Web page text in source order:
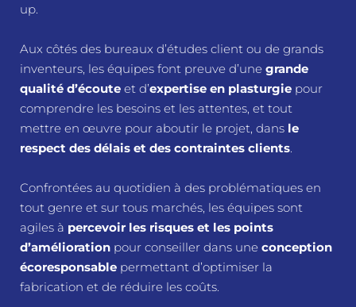
up.
Aux côtés des bureaux d’études client ou de grands
inventeurs, les équipes font preuve d’une grande
qualité d’écoute et d’expertise en plasturgie pour
comprendre les besoins et les attentes, et tout
mettre en œuvre pour aboutir le projet, dans le
respect des délais et des contraintes clients.
Confrontées au quotidien à des problématiques en
tout genre et sur tous marchés, les équipes sont
agiles à percevoir les risques et les points
d’amélioration pour conseiller dans une conception
écoresponsable permettant d’optimiser la
fabrication et de réduire les coûts.